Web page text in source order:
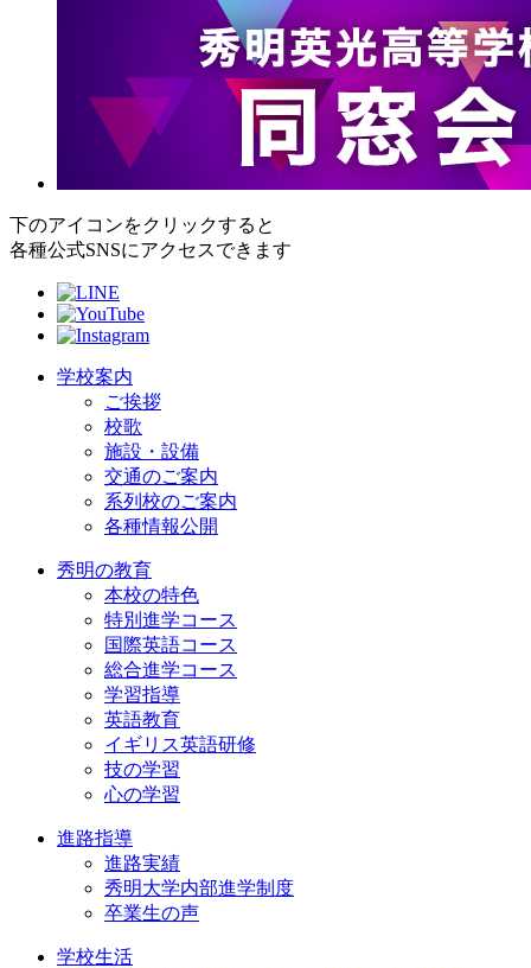
下のアイコンをクリックすると
各種公式SNSにアクセスできます
学校案内
ご挨拶
校歌
施設・設備
交通のご案内
系列校のご案内
各種情報公開
秀明の教育
本校の特色
特別進学コース
国際英語コース
総合進学コース
学習指導
英語教育
イギリス英語研修
技の学習
心の学習
進路指導
進路実績
秀明大学内部進学制度
卒業生の声
学校生活